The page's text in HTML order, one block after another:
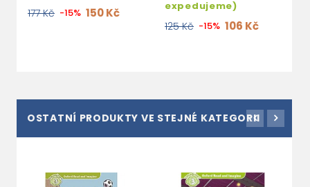
177 Kč -15% 150 Kč
expedujeme)
125 Kč -15% 106 Kč
OSTATNÍ PRODUKTY VE STEJNÉ KATEGORII